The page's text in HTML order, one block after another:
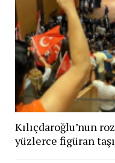
Kılıçdaroğlu’nun
yüzlerce figüran